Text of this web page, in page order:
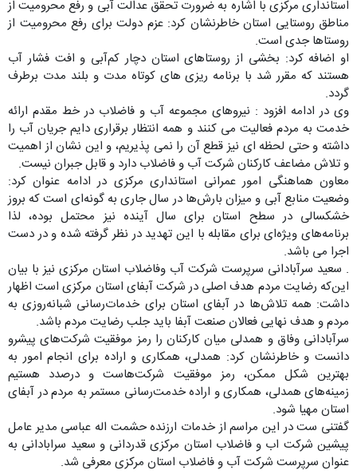
استانداری مرکزی با اشاره به ضرورت تحقق عدالت آبی و رفع محرومیت از
مناطق روستایی استان خاطرنشان کرد: عزم دولت برای رفع محرومیت از
روستاها جدی است.
او اضافه کرد: بخشی از روستاهای استان دچار کم‌آبی و افت فشار آب
هستند که مقرر شد با برنامه ریزی های کوتاه مدت و بلند مدت برطرف
گردد.
وی در ادامه افزود : نیروهای مجموعه آب و فاضلاب در خط مقدم ارائه
خدمت به مردم فعالیت می کنند و همه انتظار برقراری دایم جریان آب را
داشته و حتی لحظه ای نیز قطع آن را نمی پذیریم، و این نشان از اهمیت
و تلاش مضاعف کارکنان شرکت آب و فاضلاب دارد و قابل جبران نیست.
معاون هماهنگی امور عمرانی استانداری مرکزی در ادامه عنوان کرد:
وضعیت منابع آبی و میزان بارش‌ها در سال جاری به گونه‌ای است که بروز
خشکسالی در سطح استان برای سال آینده نیز محتمل بوده، لذا
برنامه‌های ویژه‌ای برای مقابله با این تهدید در نظر گرفته شده و در دست
اجرا می باشد.
. سعید سرآبادانی سرپرست شرکت آب و‌فاضلاب استان مرکزی نیز با بیان
این‌که رضایت مردم هدف اصلی در شرکت آبفای استان مرکزی است اظهار
داشت: همه تلاش‌ها در آبفای استان برای خدمات‌رسانی شبانه‌روزی به
مردم و هدف نهایی فعالان صنعت آبفا باید جلب رضایت مردم باشد.
سرآبادانی وفاق و همدلی میان کارکنان را رمز موفقیت شرکت‌های پیشرو
دانست و خاطر‌نشان کرد: همدلی، همکاری و اراده برای انجام امور به
بهترین شکل ممکن، رمز موفقیت شرکت‌هاست و درصدد هستیم
زمینه‌های همدلی، همکاری و اراده خدمت‌رسانی مستمر به مردم در آبفای
استان مهیا شود.
گفتنی ست در این مراسم از خدمات ارزنده حشمت اله عباسی مدیر عامل
پیشین شرکت اب و فاضلاب استان مرکزی قدردانی و سعید سرابادانی به
عنوان سرپرست شرکت آب و فاضلاب استان مرکزی معرفی شد.